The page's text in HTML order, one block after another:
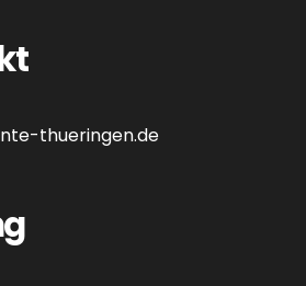
thueringen.de